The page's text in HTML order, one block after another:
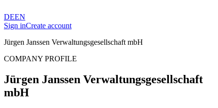
DEEN
Sign inCreate account
Jürgen Janssen Verwaltungsgesellschaft mbH
COMPANY PROFILE
Jürgen Janssen Verwaltungsgesellschaft
mbH